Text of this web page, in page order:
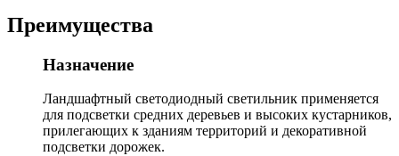
Преимущества
Назначение
Ландшафтный светодиодный светильник применяется
для подсветки средних деревьев и высоких кустарников,
прилегающих к зданиям территорий и декоративной
подсветки дорожек.